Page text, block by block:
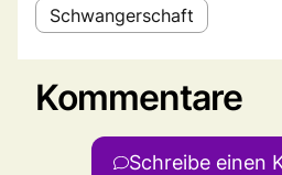
Schwangerschaft
Kommentare
Schreibe einen